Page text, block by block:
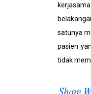
satunya
pasien
tidak